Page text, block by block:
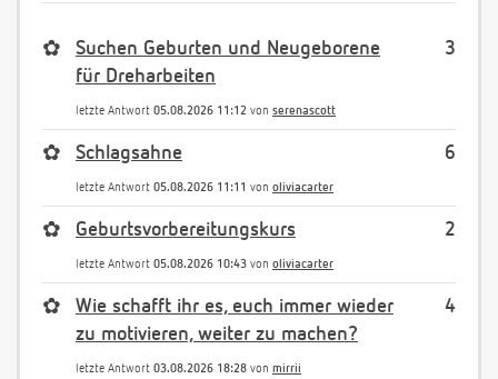
3
✿
Suchen Geburten und Neugeborene
für Dreharbeiten
letzte Antwort 05.08.2026 11:12 von serenascott
6
✿ Schlagsahne
letzte Antwort 05.08.2026 11:11 von oliviacarter
2
✿ Geburtsvorbereitungskurs
letzte Antwort 05.08.2026 10:43 von oliviacarter
4
✿
Wie schafft ihr es, euch immer wieder
zu motivieren, weiter zu machen?
letzte Antwort 03.08.2026 18:28 von mirrii